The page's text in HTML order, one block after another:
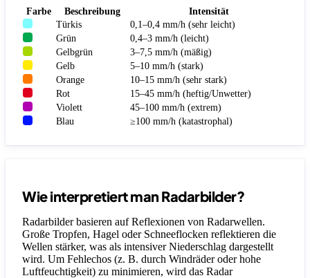
Farbe Beschreibung
Intensität
Türkis
0,1–0,4 mm/h (sehr leicht)
Grün
0,4–3 mm/h (leicht)
Gelbgrün
3–7,5 mm/h (mäßig)
Gelb
5–10 mm/h (stark)
Orange
10–15 mm/h (sehr stark)
Rot
15–45 mm/h (heftig/Unwetter)
Violett
45–100 mm/h (extrem)
Blau
≥100 mm/h (katastrophal)
Wie interpretiert man Radarbilder?
Radarbilder basieren auf Reflexionen von Radarwellen.
Große Tropfen, Hagel oder Schneeflocken reflektieren die
Wellen stärker, was als intensiver Niederschlag dargestellt
wird. Um Fehlechos (z. B. durch Windräder oder hohe
Luftfeuchtigkeit) zu minimieren, wird das Radar